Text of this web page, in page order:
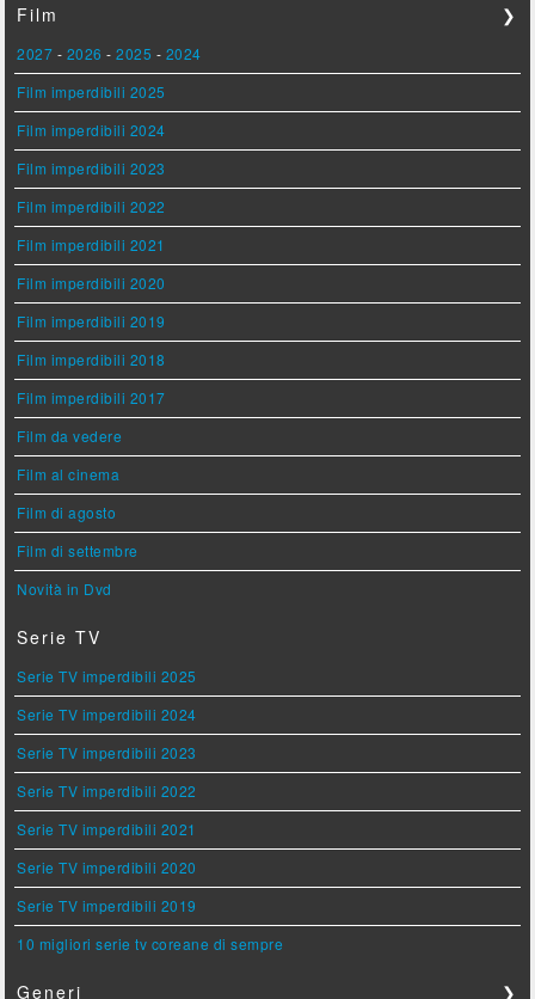
Film ❯
2027 - 2026 -2025 - 2024
Film imperdibili 2025
Film imperdibili 2024
Film imperdibili 2023
Film imperdibili 2022
Film imperdibili 2021
Film imperdibili 2020
Film imperdibili 2019
Film imperdibili 2018
Film imperdibili 2017
Film da vedere
Film al cinema
Film di agosto
Film di settembre
Novità in Dvd
Serie TV
Serie TV imperdibili 2025
Serie TV imperdibili 2024
Serie TV imperdibili 2023
Serie TV imperdibili 2022
Serie TV imperdibili 2021
Serie TV imperdibili 2020
Serie TV imperdibili 2019
10 migliori serie tv coreane di sempre
Generi ❯